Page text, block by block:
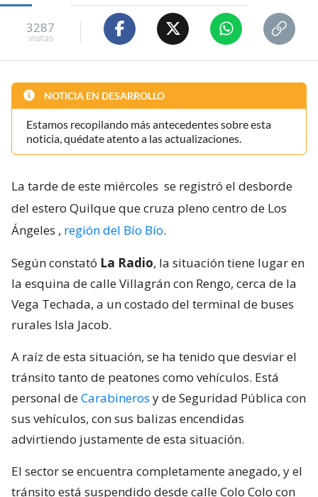
3287
visitas
NOTICIA EN DESARROLLO
Estamos recopilando más antecedentes sobre esta
noticia, quédate atento a las actualizaciones.
La tarde de este miércoles se registró el desborde
del estero Quilque que cruza pleno centro de Los
Ángeles , región del Bío Bío.
Según constató La Radio, la situación tiene lugar en
la esquina de calle Villagrán con Rengo, cerca de la
Vega Techada, a un costado del terminal de buses
rurales Isla Jacob.
A raíz de esta situación, se ha tenido que desviar el
tránsito tanto de peatones como vehículos. Está
personal deCarabineros y de Seguridad Pública con
sus vehículos, con sus balizas encendidas
advirtiendo justamente de esta situación.
El sector se encuentra completamente anegado, y el
tránsito está suspendido desde calle Colo Colo con